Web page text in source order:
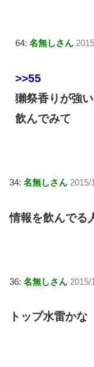
64: 名無しさん
>>55
獺祭香りが強
飲んでみて
34: 名無しさん 2015/
情報を飲んでる
36: 名無しさん 2015/
トップ水雷かな